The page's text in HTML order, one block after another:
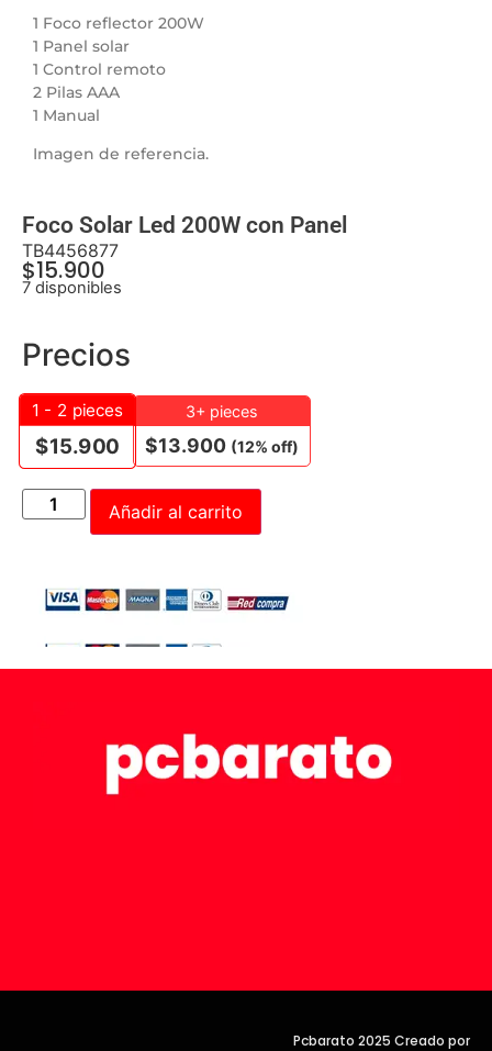
1 Foco reflector 200W
1 Panel solar
1 Control remoto
2 Pilas AAA
1 Manual
Imagen de referencia.
Foco Solar Led 200W con Panel
TB4456877
$15.900
7 disponibles
Precios
1 - 2 pieces
$15.900
3+ pieces
$13.900 (12% off)
Añadir al carrito
Pcbarato 2025 Creado por